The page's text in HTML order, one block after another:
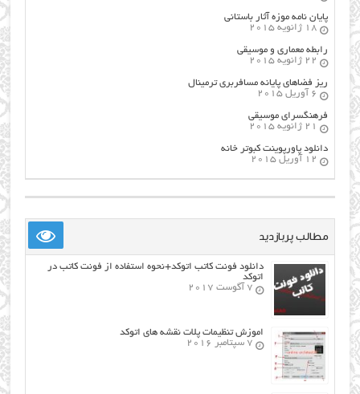
پایان نامه موزه آثار باستانی
18 ژانویه 2015
رابطه معماری و موسیقی
22 ژانویه 2015
ریز فضاهای پایانه مسافربری ترمینال
6 آوریل 2015
فرهنگسراي موسيقي
21 ژانویه 2015
دانلود پاورپوینت کبوتر خانه
12 آوریل 2015
مطالب پربازدید
دانلود فونت کاتب اتوکد+نحوه استفاده از فونت کاتب در
اتوکد
7 آگوست 2017
اموزش تنظیمات پلات نقشه های اتوکد
7 سپتامبر 2016